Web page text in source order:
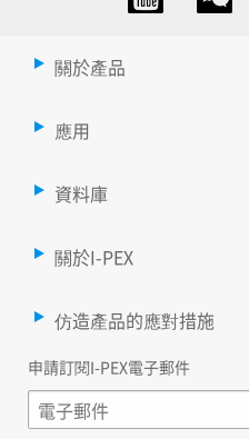
關於產品
應用
資料庫
關於I-PEX
仿造產品的應對措施
申請訂閱I-PEX電子郵件